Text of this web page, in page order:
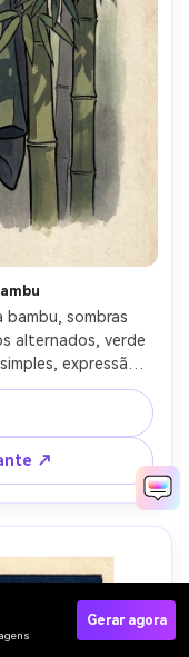
sombras
alternados, verde
expressão
nas bordas para
ruído de fundo
lente de 85mm,
cinematográfica
↗
Gerar agora